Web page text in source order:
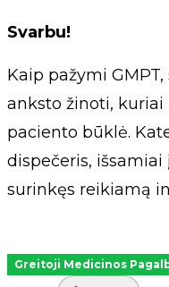
Svarbu!
Kaip pažymi
anksto žinoti,
paciento būklė.
dispečeris,
surinkęs reikiamą
Greitoji Medicinos